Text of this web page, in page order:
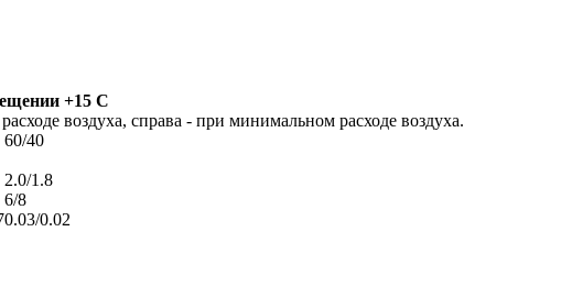
+15 С
воздуха, справа - при минимальном расходе воздуха.
60/40
2.0/1.8
6/8
0.03/0.02